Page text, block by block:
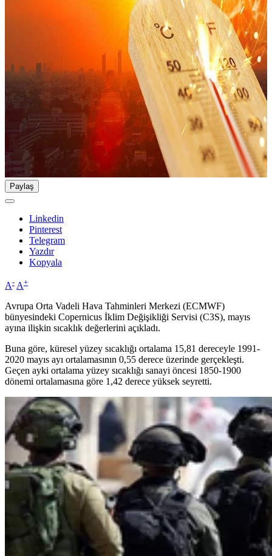
Paylaş
Linkedin
Pinterest
Telegram
Yazdır
Kopyala
A- A+
Avrupa Orta Vadeli Hava Tahminleri Merkezi (ECMWF)
bünyesindeki Copernicus İklim Değişikliği Servisi (C3S), mayıs
ayına ilişkin sıcaklık değerlerini açıkladı.
Buna göre, küresel yüzey sıcaklığı ortalama 15,81 dereceyle 1991-
2020 mayıs ayı ortalamasının 0,55 derece üzerinde gerçekleşti.
Geçen ayki ortalama yüzey sıcaklığı sanayi öncesi 1850-1900
dönemi ortalamasına göre 1,42 derece yüksek seyretti.